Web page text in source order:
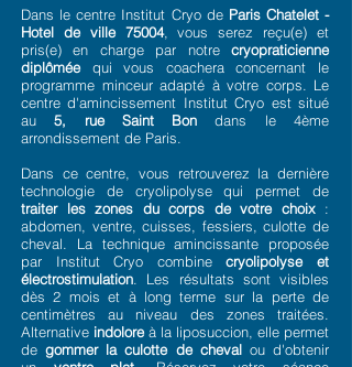
Dans le centre Institut Cryo de Paris Chatelet -
Hotel de ville 75004, vous serez reçu(e) et
pris(e) en charge par notre cryopraticienne
diplôméequi vous coachera concernant le
programme minceur adapté à votre corps. Le
centre d'amincissement Institut Cryo est situé
au5, rue Saint Bon dans le 4ème
arrondissement de Paris.
Dans ce centre, vous retrouverez la dernière
technologie de cryolipolyse qui permet de
traiter les zones du corps de votre choix:
abdomen, ventre, cuisses, fessiers, culotte de
cheval. La technique amincissante proposée
par Institut Cryo combinecryolipolyse et
électrostimulation. Les résultats sont visibles
dès 2 mois et à long terme sur la perte de
centimètres au niveau des zones traitées.
Alternative indoloreà la liposuccion, elle permet
degommer la culotte de chevalou d'obtenir